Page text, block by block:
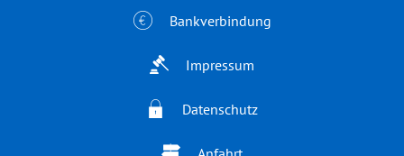
Bankverbindung
Impressum
Datenschutz